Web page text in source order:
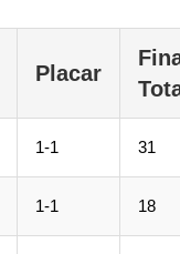
Placar
1-1 31
1-1 18